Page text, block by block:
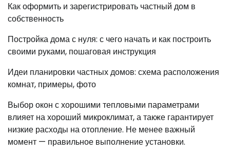
Как оформить и зарегистрировать частный дом в
собственность
Постройка дома с нуля: с чего начать и как построить
своими руками, пошаговая инструкция
Идеи планировки частных домов: схема расположения
комнат, примеры, фото
Выбор окон с хорошими тепловыми параметрами
влияет на хороший микроклимат, а также гарантирует
низкие расходы на отопление. Не менее важный
момент — правильное выполнение установки.